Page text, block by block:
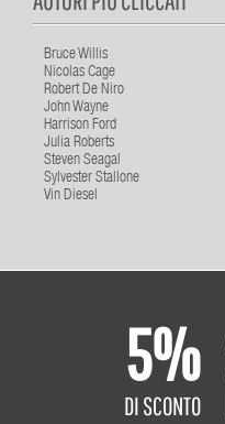
Bruce Willis
Nicolas Cage
Robert De Niro
John Wayne
Harrison Ford
Julia Roberts
Steven Seagal
Sylvester Stallone
Vin Diesel
5%
DI SCONTO